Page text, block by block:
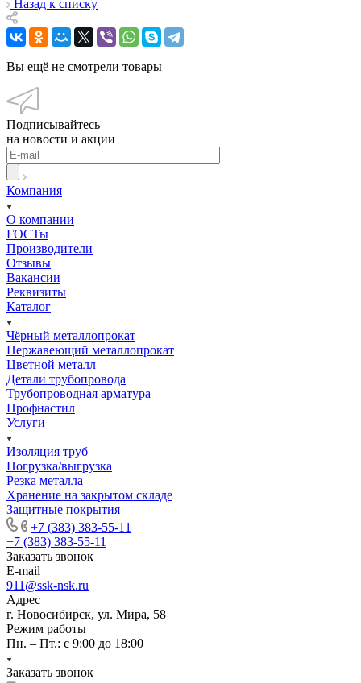
Назад к списку
Вы ещё не смотрели товары
Подписывайтесь
на новости и акции
Компания
О компании
ГОСТы
Производители
Отзывы
Вакансии
Реквизиты
Каталог
Чёрный металлопрокат
Нержавеющий металлопрокат
Цветной металл
Детали трубопровода
Трубопроводная арматура
Профнастил
Услуги
Изоляция труб
Погрузка/выгрузка
Резка металла
Хранение на закрытом складе
Защитные покрытия
+7 (383) 383-55-11
+7 (383) 383-55-11
Заказать звонок
E-mail
911@ssk-nsk.ru
Адрес
г. Новосибирск, ул. Мира, 58
Режим работы
Пн. – Пт.: с 9:00 до 18:00
Заказать звонок